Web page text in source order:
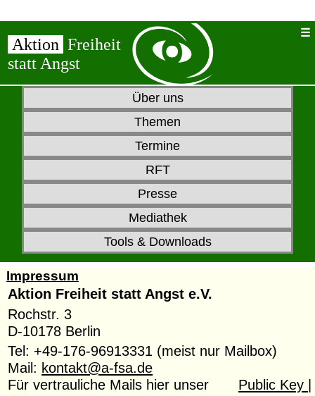
Aktion Freiheit
statt Angst
Über uns
Themen
Termine
RFT
Presse
Mediathek
Tools & Downloads
Impressum
Aktion Freiheit statt Angst e.V.
Rochstr. 3
D-10178 Berlin
Tel: +49-176-96913331 (meist nur Mailbox)
Mail: kontakt@a-fsa.de
Für vertrauliche Mails hier unser Public Key |